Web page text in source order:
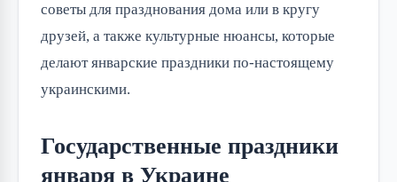
советы для празднования дома или в кругу
друзей, а также культурные нюансы, которые
делают январские праздники по-настоящему
украинскими.
Государственные праздники
января в Украине